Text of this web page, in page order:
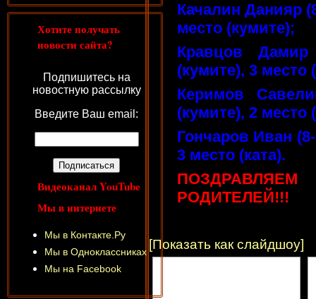
Качалин Данияр
место (кумите);
Кравцов
(кумите), 3 место
Керимов
(кумите), 2 место
Гончаров Иван
3 место (ката).
РОДИТЕЛЕЙ!!!
[Показать как слайдшоу]
Хотите получать
новости сайта?
Подпишитесь на
новостную рассылку
Введите Ваш email:
Видеоканал YouTube
Мы в интернете
Мы в Контакте.Ру
Мы в Одноклассниках
Мы на Facebook